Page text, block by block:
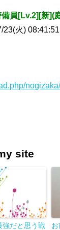
員[Lv.2][新](
23(火)
site
強だと思う戦